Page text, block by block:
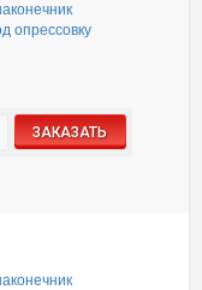
опрессовку
ЗАКАЗАТЬ